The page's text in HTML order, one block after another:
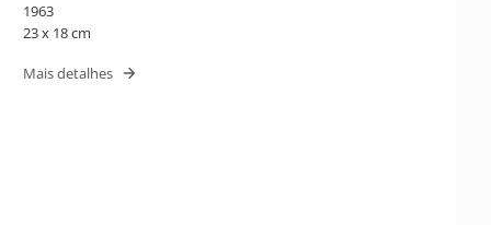
1963
23 x 18 cm
Mais detalhes